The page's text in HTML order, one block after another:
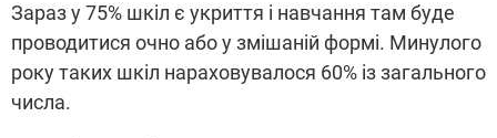
Зараз у 75% шкіл є укриття і навчання там буде
проводитися очно або у змішаній формі. Минулого
року таких шкіл нараховувалося 60% із загального
числа.